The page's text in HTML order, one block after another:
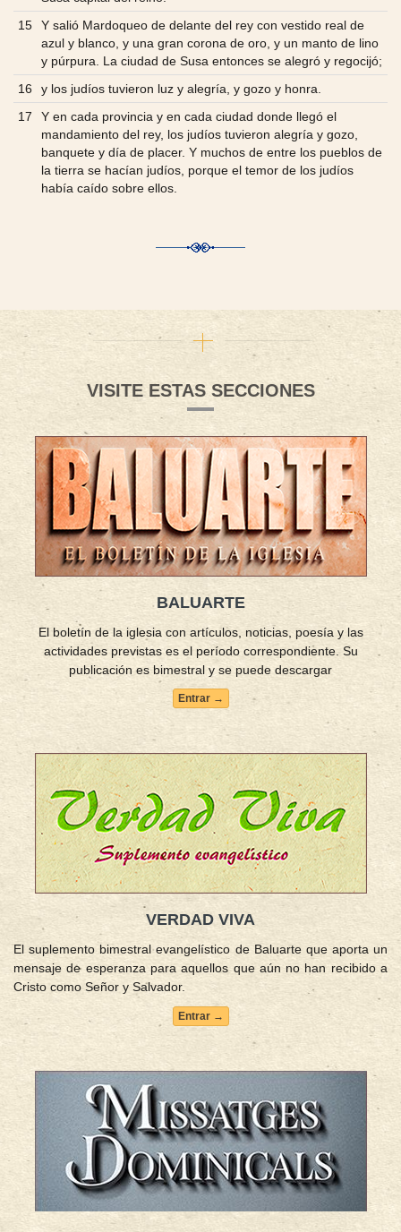
15
Y salió Mardoqueo de delante del rey con vestido real de
azul y blanco, y una gran corona de oro, y un manto de lino
y púrpura. La ciudad de Susa entonces se alegró y regocijó;
16
y los judíos tuvieron luz y alegría, y gozo y honra.
17
Y en cada provincia y en cada ciudad donde llegó el
mandamiento del rey, los judíos tuvieron alegría y gozo,
banquete y día de placer. Y muchos de entre los pueblos de
la tierra se hacían judíos, porque el temor de los judíos
había caído sobre ellos.
VISITE ESTAS SECCIONES
BALUARTE
El boletín de la iglesia con artículos, noticias, poesía y las
actividades previstas es el período correspondiente. Su
publicación es bimestral y se puede descargar
Entrar →
VERDAD VIVA
El suplemento bimestral evangelístico de Baluarte que aporta un
mensaje de esperanza para aquellos que aún no han recibido a
Cristo como Señor y Salvador.
Entrar →